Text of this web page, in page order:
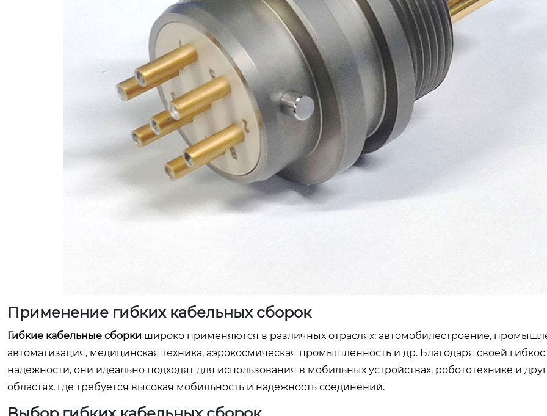
Применение гибких кабельных сборок
Гибкие кабельные сборки широко применяются в различных отраслях: автомобилестроение,
автоматизация, медицинская техника, аэрокосмическая промышленность и др. Благодаря своей
надежности, они идеально подходят для использования в мобильных устройствах, робототехнике и
областях, где требуется высокая мобильность и надежность соединений.